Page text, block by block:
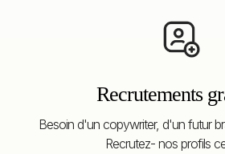
Recrutements
Besoin d'un copywriter, d'un futur
Recrutez- nos profils